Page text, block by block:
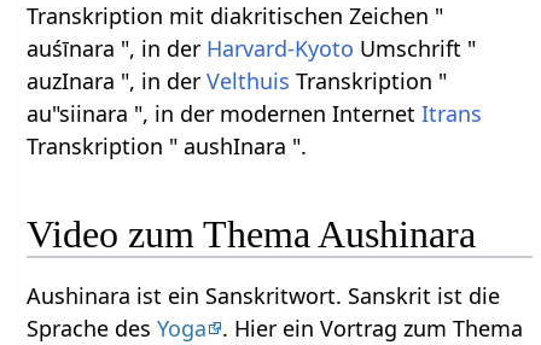
Transkription mit diakritischen Zeichen "
auśīnara ", in der Harvard-Kyoto Umschrift "
auzInara ", in derVelthuis Transkription "
au"siinara ", in der modernen InternetItrans
Transkription " aushInara ".
Video zum Thema Aushinara
Aushinara ist ein Sanskritwort. Sanskrit ist die
Sprache desYoga . Hier ein Vortrag zum Thema